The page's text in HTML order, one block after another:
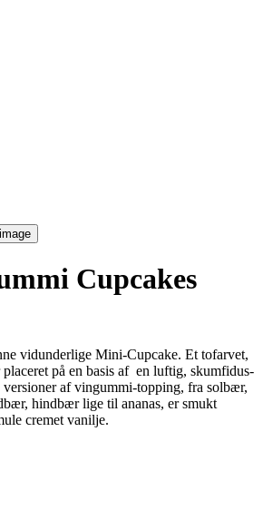
Cupcakes
vidunderlige Mini-Cupcake. Et tofarvet,
på en basis af en luftig, skumfidus-
af vingummi-topping, fra solbær,
hindbær lige til ananas, er smukt
cremet vanilje.